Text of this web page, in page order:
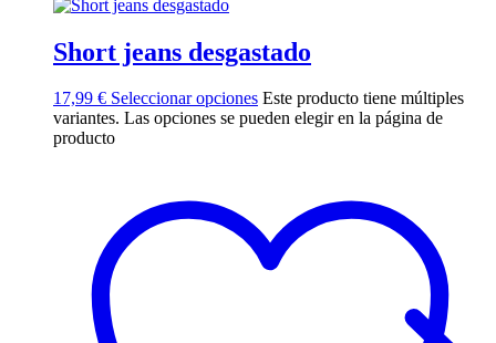
Short jeans desgastado
17,99 € Seleccionar opciones Este producto tiene múltiples
variantes. Las opciones se pueden elegir en la página de
producto